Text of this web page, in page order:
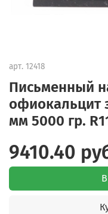
арт. 12418
Письменный
офиокальцит
мм 5000 гр.
9410.40